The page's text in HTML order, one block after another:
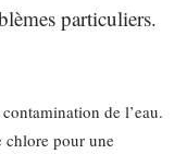
particuliers.
de l’eau.
chlore pour une